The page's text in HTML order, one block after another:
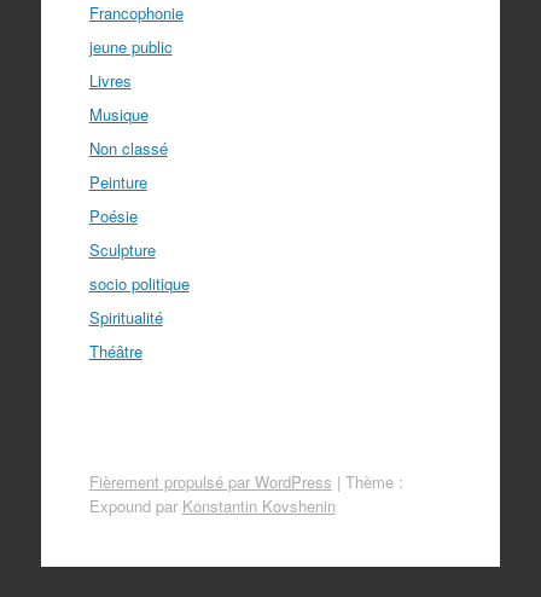
Francophonie
jeune public
Livres
Musique
Non classé
Peinture
Poésie
Sculpture
socio politique
Spiritualité
Théâtre
Fièrement propulsé par WordPress | Thème :
Expound par Konstantin Kovshenin